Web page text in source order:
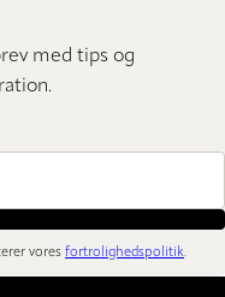
med tips og
vores fortrolighedspolitik.